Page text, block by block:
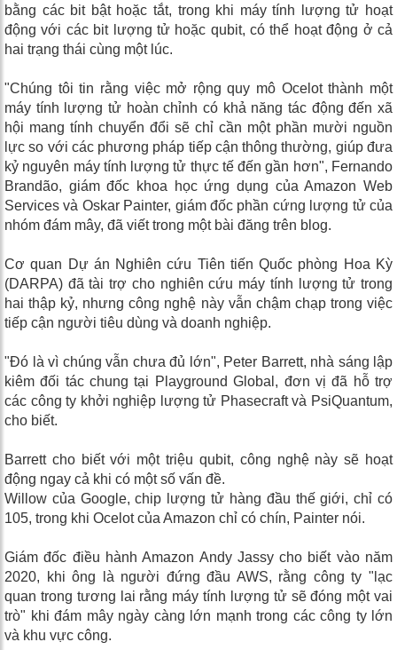
bằng các bit bật hoặc tắt, trong khi máy tính lượng tử hoạt
động với các bit lượng tử hoặc qubit, có thể hoạt động ở cả
hai trạng thái cùng một lúc.
"Chúng tôi tin rằng việc mở rộng quy mô Ocelot thành một
máy tính lượng tử hoàn chỉnh có khả năng tác động đến xã
hội mang tính chuyển đổi sẽ chỉ cần một phần mười nguồn
lực so với các phương pháp tiếp cận thông thường, giúp đưa
kỷ nguyên máy tính lượng tử thực tế đến gần hơn", Fernando
Brandão, giám đốc khoa học ứng dụng của Amazon Web
Services và Oskar Painter, giám đốc phần cứng lượng tử của
nhóm đám mây, đã viết trong một bài đăng trên blog.
Cơ quan Dự án Nghiên cứu Tiên tiến Quốc phòng Hoa Kỳ
(DARPA) đã tài trợ cho nghiên cứu máy tính lượng tử trong
hai thập kỷ, nhưng công nghệ này vẫn chậm chạp trong việc
tiếp cận người tiêu dùng và doanh nghiệp.
"Đó là vì chúng vẫn chưa đủ lớn", Peter Barrett, nhà sáng lập
kiêm đối tác chung tại Playground Global, đơn vị đã hỗ trợ
các công ty khởi nghiệp lượng tử Phasecraft và PsiQuantum,
cho biết.
Barrett cho biết với một triệu qubit, công nghệ này sẽ hoạt
động ngay cả khi có một số vấn đề.
Willow của Google, chip lượng tử hàng đầu thế giới, chỉ có
105, trong khi Ocelot của Amazon chỉ có chín, Painter nói.
Giám đốc điều hành Amazon Andy Jassy cho biết vào năm
2020, khi ông là người đứng đầu AWS, rằng công ty "lạc
quan trong tương lai rằng máy tính lượng tử sẽ đóng một vai
trò" khi đám mây ngày càng lớn mạnh trong các công ty lớn
và khu vực công.